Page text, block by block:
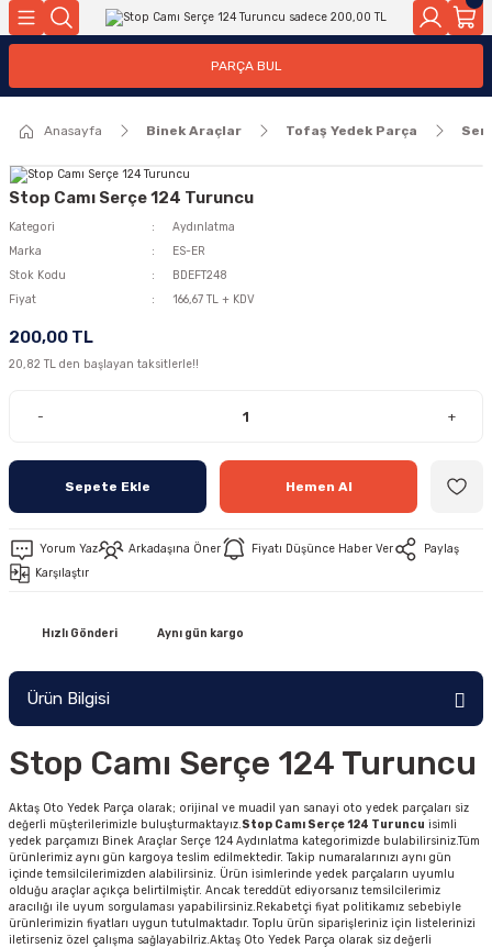
Geri Dön
Geri Dön
PARÇA BUL
Anasayfa Binek Araçlar Tofaş Yedek Parça
Stop Camı Serçe 124 Turuncu
Kategori
Aydınlatma
Marka
ES-ER
Stok Kodu
BDEFT248
Fiyat
166,67 TL + KDV
200,00 TL
20,82 TL den başlayan taksitlerle!!
- +
Sepete Ekle Hemen Al
Yorum Yaz Arkadaşına Öner Fiyatı Düşünce Haber Ver
Paylaş
Karşılaştır
Hızlı Gönderi Aynı gün kargo
Ürün Bilgisi
Stop Camı Serçe 124 Turuncu
Aktaş Oto Yedek Parça olarak; orijinal ve muadil yan sanayi oto yedek parçaları siz
değerli müşterilerimizle buluşturmaktayız.Stop Camı Serçe 124 Turuncu isimli
yedek parçamızı Binek Araçlar Serçe 124 Aydınlatma kategorimizde bulabilirsiniz.Tüm
ürünlerimiz aynı gün kargoya teslim edilmektedir. Takip numaralarınızı aynı gün
içinde temsilcilerimizden alabilirsiniz. Ürün isimlerinde yedek parçaların uyumlu
olduğu araçlar açıkça belirtilmiştir. Ancak tereddüt ediyorsanız temsilcilerimiz
aracılığı ile uyum sorgulaması yapabilirsiniz.Rekabetçi fiyat politikamız sebebiyle
ürünlerimizin fiyatları uygun tutulmaktadır. Toplu ürün siparişleriniz için listelerinizi
iletirseniz özel çalışma sağlayabilriz.Aktaş Oto Yedek Parça olarak siz değerli